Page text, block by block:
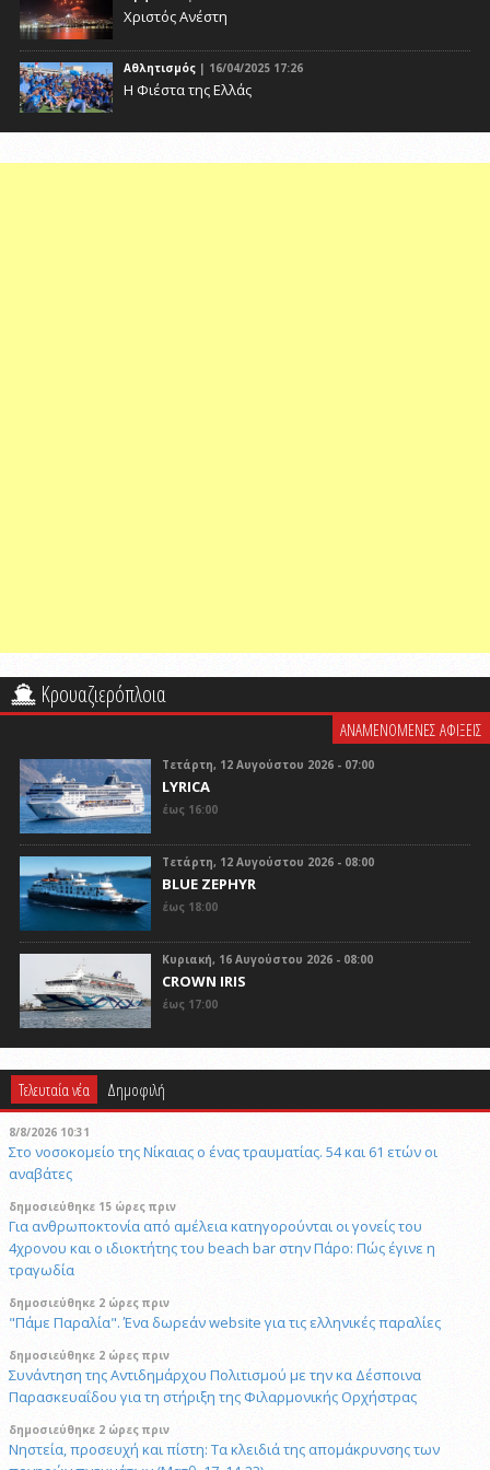
Χριστός Ανέστη
Αθλητισμός | 16/04/2025 17:26
Η Φιέστα της Ελλάς
Κρουαζιερόπλοια
ΑΝΑΜΕΝΟΜΕΝΕΣ ΑΦΙΞΕΙΣ
Τετάρτη, 12 Αυγούστου 2026 - 07:00
LYRICA
έως 16:00
Τετάρτη, 12 Αυγούστου 2026 - 08:00
BLUE ZEPHYR
έως 18:00
Κυριακή, 16 Αυγούστου 2026 - 08:00
CROWN IRIS
έως 17:00
Τελευταία νέα Δημοφιλή
8/8/2026 10:31
Στο νοσοκομείο της Νίκαιας ο ένας τραυματίας. 54 και 61 ετών οι
αναβάτες
δημοσιεύθηκε 15 ώρες πριν
Για ανθρωποκτονία από αμέλεια κατηγορούνται οι γονείς του
4χρονου και ο ιδιοκτήτης του beach bar στην Πάρο: Πώς έγινε η
τραγωδία
δημοσιεύθηκε 2 ώρες πριν
"Πάμε Παραλία". Ένα δωρεάν website για τις ελληνικές παραλίες
δημοσιεύθηκε 2 ώρες πριν
Συνάντηση της Αντιδημάρχου Πολιτισμού με την κα Δέσποινα
Παρασκευαΐδου για τη στήριξη της Φιλαρμονικής Ορχήστρας
δημοσιεύθηκε 2 ώρες πριν
Νηστεία, προσευχή και πίστη: Τα κλειδιά της απομάκρυνσης των